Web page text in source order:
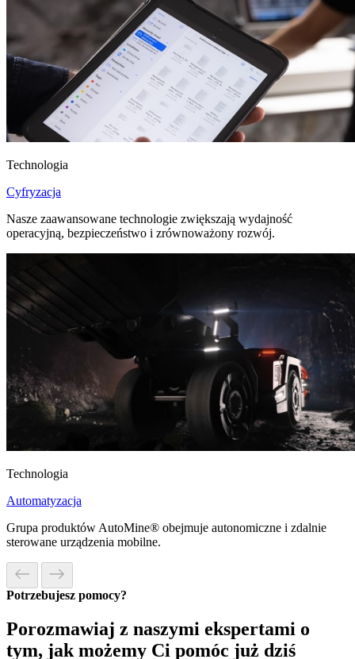
Technologia
Cyfryzacja
Nasze zaawansowane technologie zwiększają wydajność
operacyjną, bezpieczeństwo i zrównoważony rozwój.
Technologia
Automatyzacja
Grupa produktów AutoMine® obejmuje autonomiczne i zdalnie
sterowane urządzenia mobilne.
Potrzebujesz pomocy?
Porozmawiaj z naszymi ekspertami o
tym, jak możemy Ci pomóc już dziś